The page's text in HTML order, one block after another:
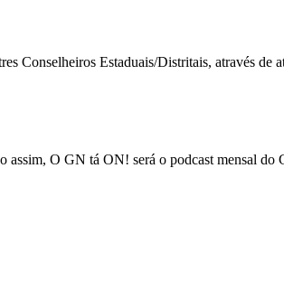
Estaduais/Distritais, através de
O GN tá ON! será o podcast mensal